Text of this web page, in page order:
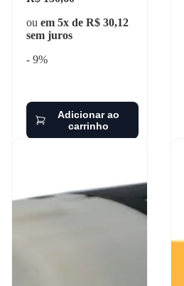
ou em 5x de R$ 30,12
sem juros
- 9%
Adicionar ao
carrinho